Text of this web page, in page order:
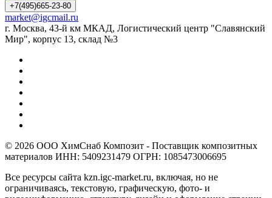
+7(495)665-23-80
market@igcmail.ru
г. Москва, 43-й км МКАД, Логистический центр "Славянский
Мир", корпус 13, склад №3
© 2026 ООО ХимСнаб Композит - Поставщик композитных
материалов ИНН: 5409231479 ОГРН: 1085473006695
Все ресурсы сайта kzn.igc-market.ru, включая, но не
ограничиваясь, текстовую, графическую, фото- и